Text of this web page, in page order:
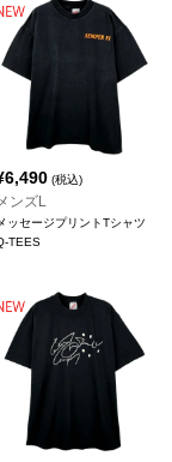
6,490 (税込)
ンズL
ッセージプリントTシャツ
TEES